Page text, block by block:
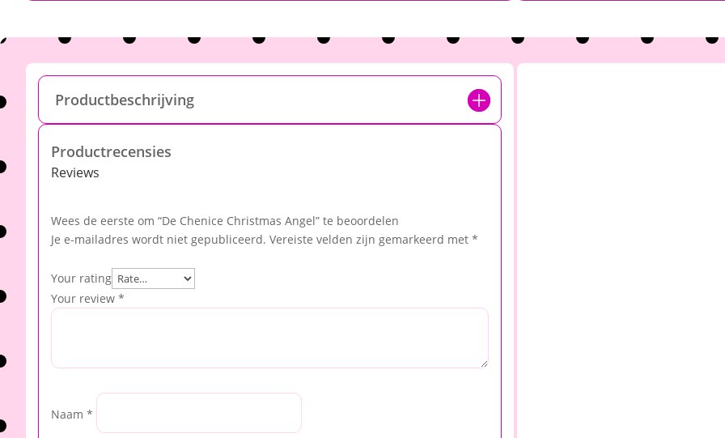
Productbeschrijving
Productrecensies
Reviews
Wees de eerste om “De Chenice Christmas Angel” te beoordelen
Je e-mailadres wordt niet gepubliceerd. Vereiste velden zijn gemarkeerd met *
Your rating
Your review *
Naam *